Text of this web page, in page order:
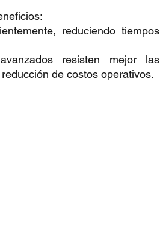
reduciendo tiempos
resisten mejor las
de costos operativos.